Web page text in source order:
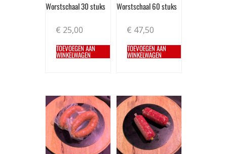
Worstschaal 30 stuks
€ 25,00
TOEVOEGEN AAN
WINKELWAGEN
Worstschaal 60 stuks
€ 47,50
TOEVOEGEN AAN
WINKELWAGEN